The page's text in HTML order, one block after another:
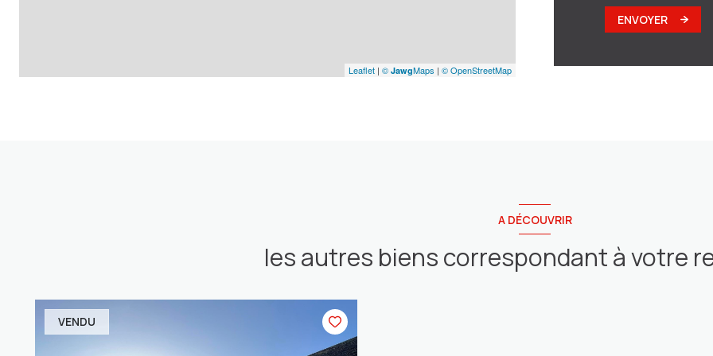
Leaflet | © JawgMaps | © OpenStreetMap
ENVOYER
A DÉCOUVRIR
les autres biens correspondant à votre
VENDU